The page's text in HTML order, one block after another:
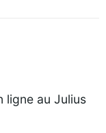
ligne au Julius